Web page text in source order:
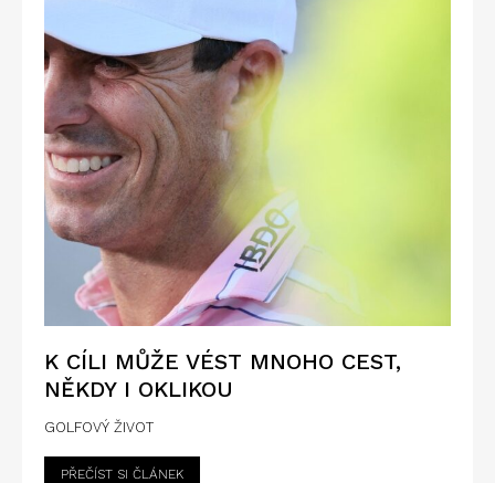
K CÍLI MŮŽE VÉST MNOHO CEST,
NĚKDY I OKLIKOU
GOLFOVÝ ŽIVOT
PŘEČÍST SI ČLÁNEK